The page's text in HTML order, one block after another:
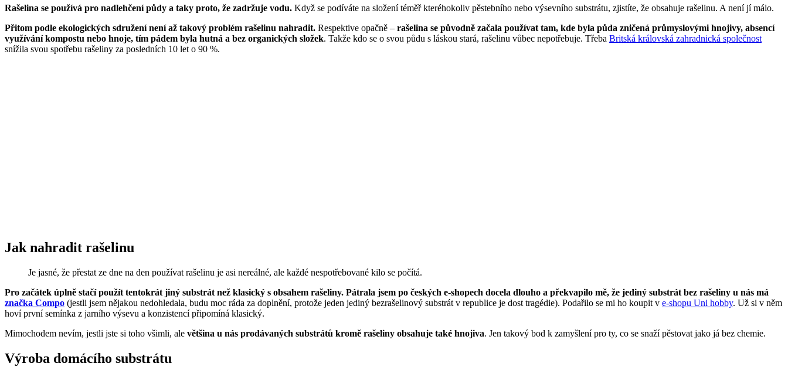
Rašelina se používá pro nadlehčení půdy a taky proto, že zadržuje vodu. Když se podíváte na složení téměř kteréhokoliv pěstebního nebo výsevního substrátu, zjistíte, že obsahuje rašelinu. A není jí málo.
Přitom podle ekologických sdružení není až takový problém rašelinu nahradit. Respektive opačně – rašelina se původně začala používat tam, kde byla půda zničená průmyslovými hnojivy, absencí
využívání kompostu nebo hnoje, tím pádem byla hutná a bez organických složek. Takže kdo se o svou půdu s láskou stará, rašelinu vůbec nepotřebuje. Třeba Britská královská zahradnická společnost
snížila svou spotřebu rašeliny za posledních 10 let o 90 %.
Jak nahradit rašelinu
Je jasné, že přestat ze dne na den používat rašelinu je asi nereálné, ale každé nespotřebované kilo se počítá.
Pro začátek úplně stačí použít tentokrát jiný substrát než klasický s obsahem rašeliny. Pátrala jsem po českých e-shopech docela dlouho a překvapilo mě, že jediný substrát bez rašeliny u nás má
značka Compo (jestli jsem nějakou nedohledala, budu moc ráda za doplnění, protože jeden jediný bezrašelinový substrát v republice je dost tragédie). Podařilo se mi ho koupit v e-shopu Uni hobby. Už si v něm
hoví první semínka z jarního výsevu a konzistencí připomíná klasický.
Mimochodem nevím, jestli jste si toho všimli, ale většina u nás prodávaných substrátů kromě rašeliny obsahuje také hnojiva. Jen takový bod k zamyšlení pro ty, co se snaží pěstovat jako já bez chemie.
Výroba domácího substrátu